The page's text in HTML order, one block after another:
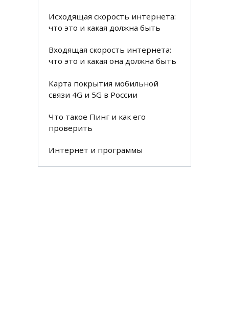
Исходящая скорость интернета:
что это и какая должна быть
Входящая скорость интернета:
что это и какая она должна быть
Карта покрытия мобильной
связи 4G и 5G в России
Что такое Пинг и как его
проверить
Интернет и программы